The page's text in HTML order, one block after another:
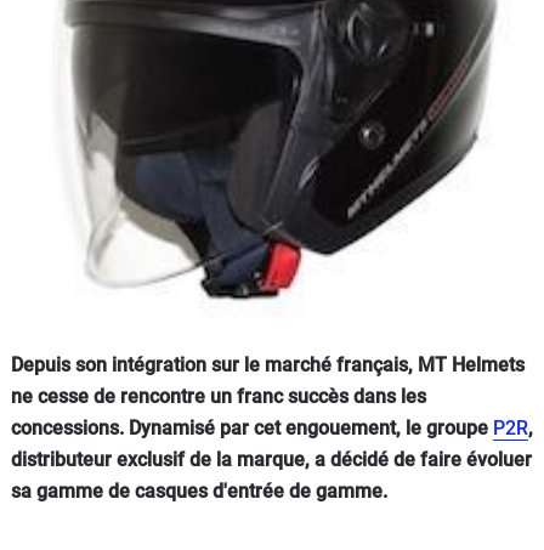
Services
Depuis son intégration sur le marché français, MT Helmets
ne cesse de rencontre un franc succès dans les
concessions. Dynamisé par cet engouement, le groupe P2R,
distributeur exclusif de la marque, a décidé de faire évoluer
sa gamme de casques d'entrée de gamme.